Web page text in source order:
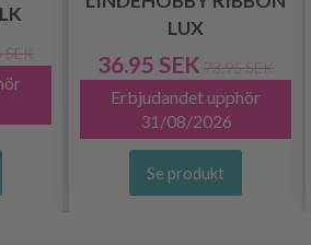
SEK
LUX
36.95 SEK 73.95 SEK
Erbjudandet upphör
31/08/2026
Se produkt